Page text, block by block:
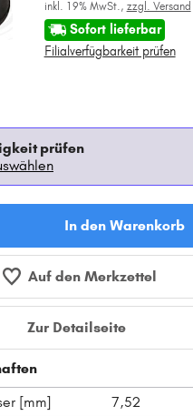
inkl. 19% MwSt., zzgl. Versand
Sofort lieferbar
Filialverfügbarkeit prüfen
prüfen
In den Warenkorb
Auf den Merkzettel
Zur Detailseite
[mm]
7,52